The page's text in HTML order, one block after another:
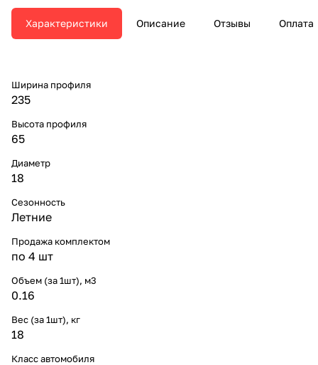
Характеристики Описание Отзывы Оплата
Ширина профиля
235
Высота профиля
65
Диаметр
18
Сезонность
Летние
Продажа комплектом
по 4 шт
Объем (за 1шт), м3
0.16
Вес (за 1шт), кг
18
Класс автомобиля